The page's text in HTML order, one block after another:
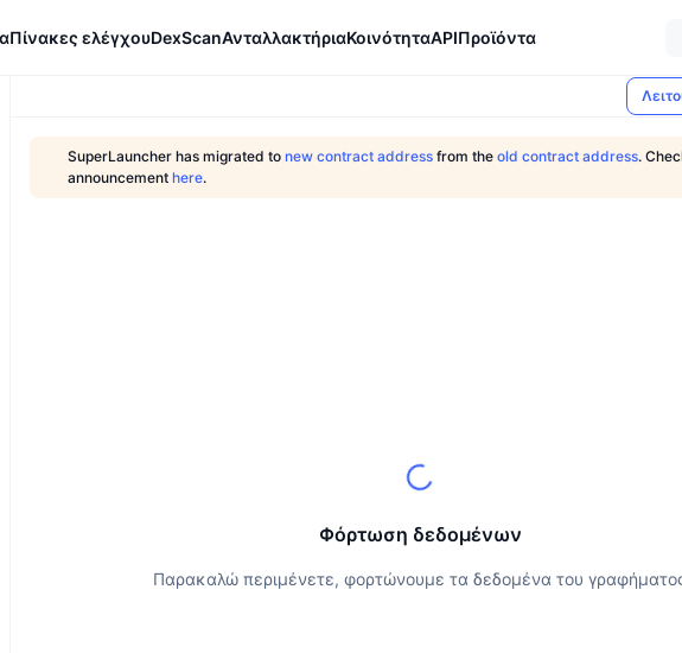
Πίνακες ελέγχουDexScanΑνταλλακτήριαΚοινότηταAPIΠροϊόντα
SuperLauncher has migrated to new contract address from the old contract address.
announcement here.
Φόρτωση δεδομένων
Παρακαλώ περιμένετε, φορτώνουμε τα δεδομένα του